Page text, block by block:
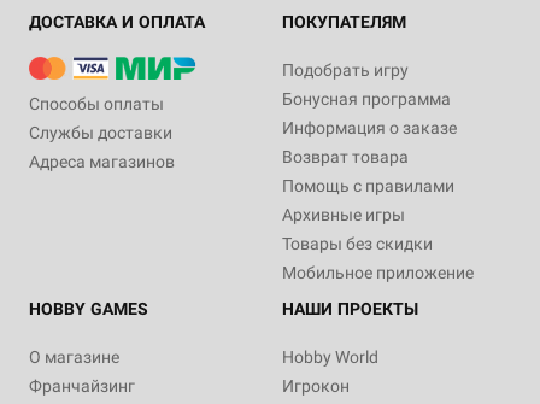
ДОСТАВКА И ОПЛАТА
Способы оплаты
Службы доставки
Адреса магазинов
ПОКУПАТЕЛЯМ
Подобрать игру
Бонусная программа
Информация о заказе
Возврат товара
Помощь с правилами
Архивные игры
Товары без скидки
Мобильное приложение
HOBBY GAMES
О магазине
Франчайзинг
НАШИ ПРОЕКТЫ
Hobby World
Игрокон